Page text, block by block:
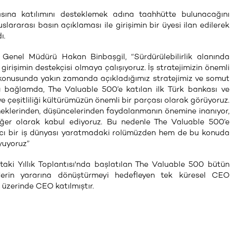
katılımını desteklemek adına taahhütte bulunacağını
basın açıklaması ile girişimin bir üyesi ilan edilerek
Müdürü Hakan Binbaşgil, “Sürdürülebilirlik alanında
destekçisi olmaya çalışıyoruz. İş stratejimizin önemli
yakın zamanda açıkladığımız stratejimiz ve somut
The Valuable 500’e katılan ilk Türk bankası ve
çeşitliliği kültürümüzün önemli bir parçası olarak görüyoruz.
düşüncelerinden faydalanmanın önemine inanıyor,
olarak kabul ediyoruz. Bu nedenle The Valuable 500’e
bir iş dünyası yaratmadaki rolümüzden hem de bu konuda
Yıllık Toplantısı'nda başlatılan The Valuable 500 bütün
yararına dönüştürmeyi hedefleyen tek küresel CEO
CEO katılmıştır.